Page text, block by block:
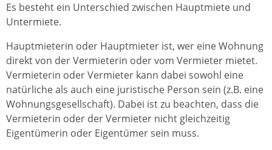
Es besteht ein Unterschied zwischen Hauptmiete und
Untermiete.
Hauptmieterin oder Hauptmieter ist, wer eine Wohnung
direkt von der Vermieterin oder vom Vermieter mietet.
Vermieterin oder Vermieter kann dabei sowohl eine
natürliche als auch eine juristische Person sein (z.B. eine
Wohnungsgesellschaft). Dabei ist zu beachten, dass die
Vermieterin oder der Vermieter nicht gleichzeitig
Eigentümerin oder Eigentümer sein muss.